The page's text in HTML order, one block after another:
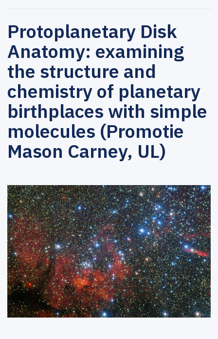
Protoplanetary Disk
Anatomy: examining
the structure and
chemistry of planetary
birthplaces with simple
molecules (Promotie
Mason Carney, UL)